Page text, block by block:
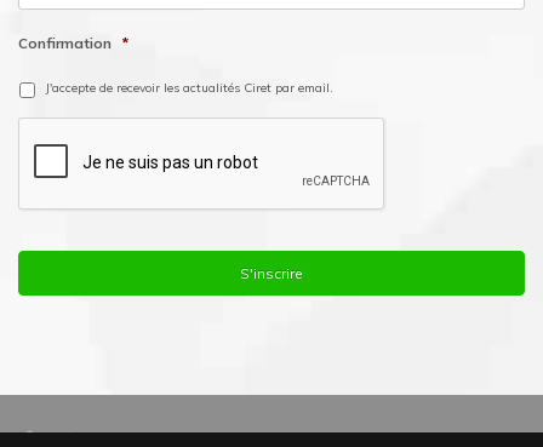
Confirmation *
J'accepte de recevoir les actualités Ciret par email.